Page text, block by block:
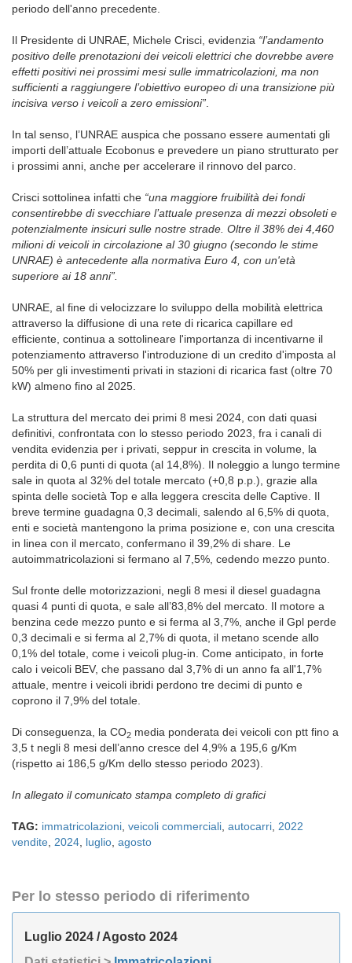
periodo dell'anno precedente.
Il Presidente di UNRAE, Michele Crisci, evidenzia “l’andamento
positivo delle prenotazioni dei veicoli elettrici che dovrebbe avere
effetti positivi nei prossimi mesi sulle immatricolazioni, ma non
sufficienti a raggiungere l’obiettivo europeo di una transizione più
incisiva verso i veicoli a zero emissioni”
In tal senso, l’UNRAE auspica che possano essere aumentati gli
importi dell’attuale Ecobonus e prevedere un piano strutturato per
i prossimi anni, anche per accelerare il rinnovo del parco.
Crisci sottolinea infatti che “una maggiore fruibilità dei fondi
consentirebbe di svecchiare l’attuale presenza di mezzi obsoleti e
potenzialmente insicuri sulle nostre strade. Oltre il 38% dei 4,460
milioni di veicoli in circolazione al 30 giugno (secondo le stime
UNRAE) è antecedente alla normativa Euro 4, con un'età
superiore ai 18 anni”.
UNRAE, al fine di velocizzare lo sviluppo della mobilità elettrica
attraverso la diffusione di una rete di ricarica capillare ed
efficiente, continua a sottolineare l'importanza di incentivarne il
potenziamento attraverso l'introduzione di un credito d'imposta al
50% per gli investimenti privati in stazioni di ricarica fast (oltre 70
kW) almeno fino al 2025.
La struttura del mercato dei primi 8 mesi 2024, con dati quasi
definitivi, confrontata con lo stesso periodo 2023, fra i canali di
vendita evidenzia per i privati, seppur in crescita in volume, la
perdita di 0,6 punti di quota (al 14,8%). Il noleggio a lungo termine
sale in quota al 32% del totale mercato (+0,8 p.p.), grazie alla
spinta delle società Top e alla leggera crescita delle Captive. Il
breve termine guadagna 0,3 decimali, salendo al 6,5% di quota,
enti e società mantengono la prima posizione e, con una crescita
in linea con il mercato, confermano il 39,2% di share. Le
autoimmatricolazioni si fermano al 7,5%, cedendo mezzo punto.
Sul fronte delle motorizzazioni, negli 8 mesi il diesel guadagna
quasi 4 punti di quota, e sale all’83,8% del mercato. Il motore a
benzina cede mezzo punto e si ferma al 3,7%, anche il Gpl perde
0,3 decimali e si ferma al 2,7% di quota, il metano scende allo
0,1% del totale, come i veicoli plug-in. Come anticipato, in forte
calo i veicoli BEV, che passano dal 3,7% di un anno fa all'1,7%
attuale, mentre i veicoli ibridi perdono tre decimi di punto e
coprono il 7,9% del totale.
Di conseguenza, la CO2 media ponderata dei veicoli con ptt fino a
3,5 t negli 8 mesi dell’anno cresce del 4,9% a 195,6 g/Km
(rispetto ai 186,5 g/Km dello stesso periodo 2023).
In allegato il comunicato stampa completo di grafici
TAG: immatricolazioni veicoli commerciali autocarri 2022
vendite 2024 luglio agosto
Per lo stesso periodo di riferimento
Luglio 2024 / Agosto 2024